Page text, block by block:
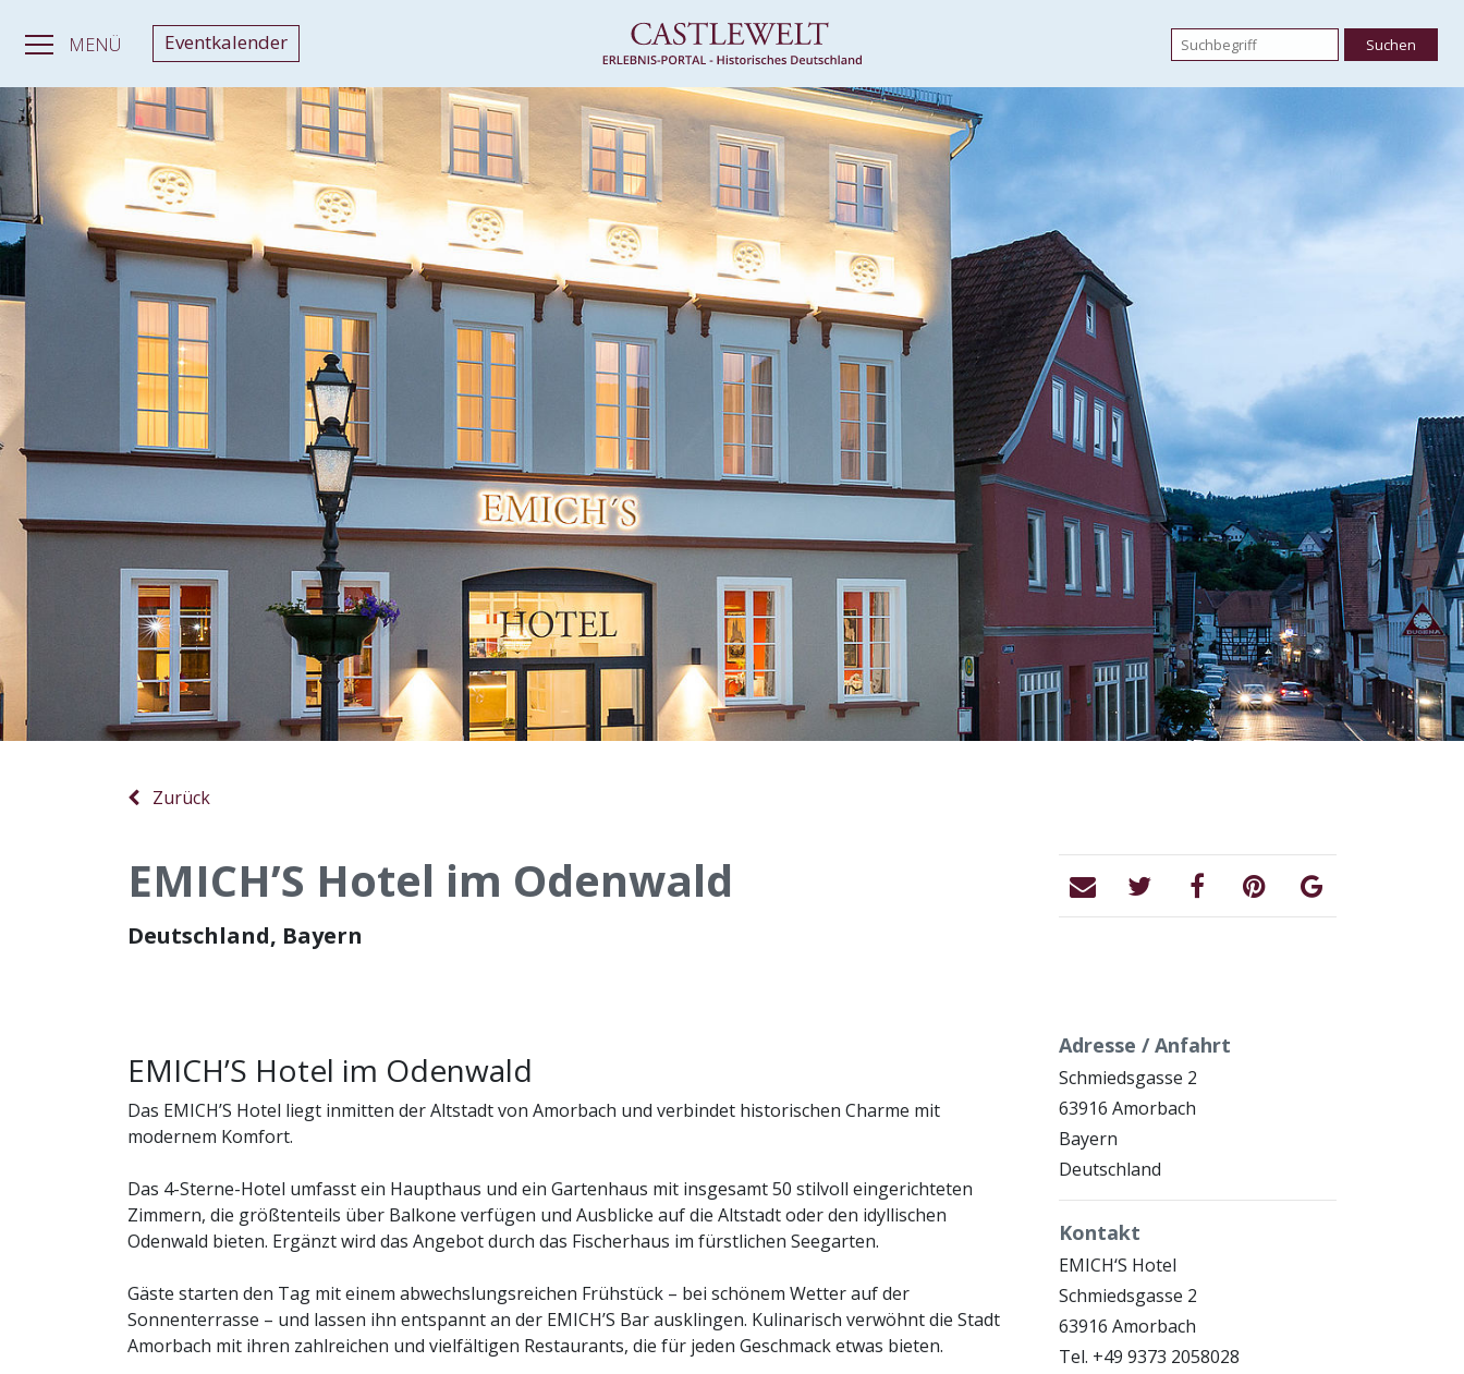
MENÜ Eventkalender
Zurück
EMICH’S Hotel im Odenwald
Deutschland, Bayern
EMICH’S Hotel im Odenwald
Das EMICH’S Hotel liegt inmitten der Altstadt von Amorbach und verbindet historischen Charme mit
modernem Komfort.
Das 4-Sterne-Hotel umfasst ein Haupthaus und ein Gartenhaus mit insgesamt 50 stilvoll eingerichteten
Zimmern, die größtenteils über Balkone verfügen und Ausblicke auf die Altstadt oder den idyllischen
Odenwald bieten. Ergänzt wird das Angebot durch das Fischerhaus im fürstlichen Seegarten.
Gäste starten den Tag mit einem abwechslungsreichen Frühstück – bei schönem Wetter auf der
Sonnenterrasse – und lassen ihn entspannt an der EMICH’S Bar ausklingen. Kulinarisch verwöhnt die Stadt
Amorbach mit ihren zahlreichen und vielfältigen Restaurants, die für jeden Geschmack etwas bieten.
Adresse / Anfahrt
Schmiedsgasse 2
63916 Amorbach
Bayern
Deutschland
Kontakt
EMICH‘S Hotel
Schmiedsgasse 2
63916 Amorbach
Tel. +49 9373 2058028